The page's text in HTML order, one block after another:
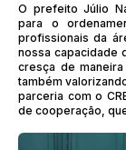
O prefeito Júlio
para o
profissionais da
nossa capacidade
cresça de
também
parceria com o
de cooperação,